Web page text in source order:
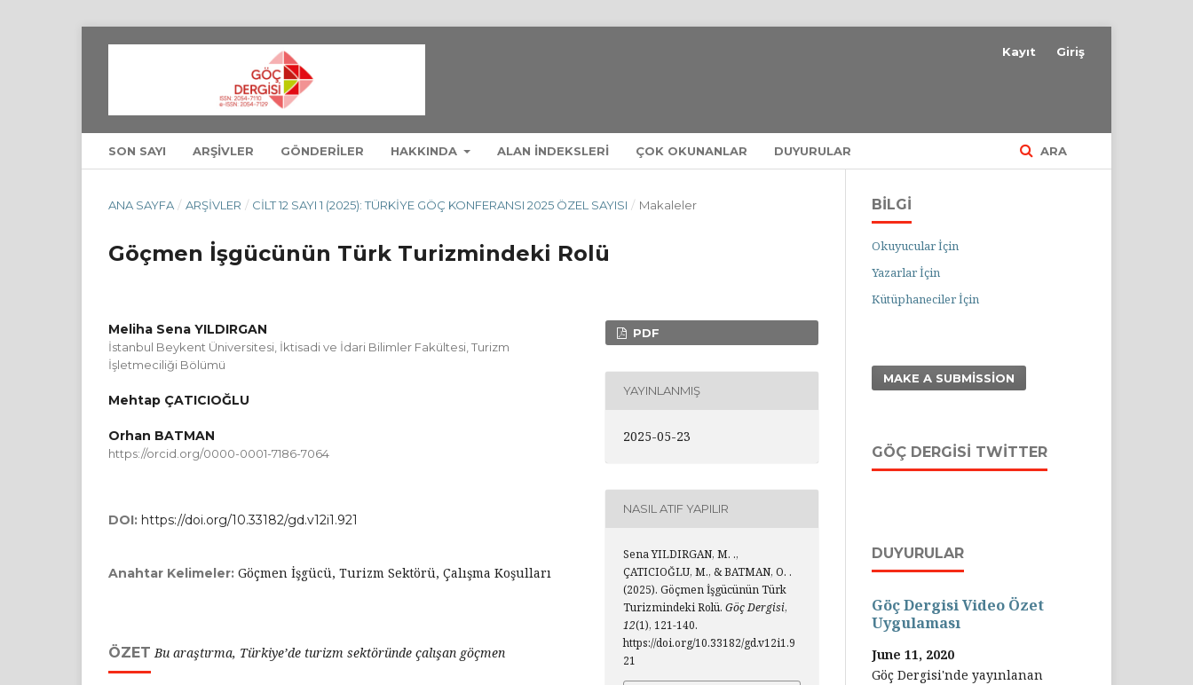
SON SAYI ARŞIVLER GÖNDERILER HAKKINDA ALAN INDEKSLERI ÇOK OKUNANLAR DUYURULAR ARA
Kayıt Giriş
ANA SAYFA / ARŞIVLER / CILT 12 SAYI 1 (2025): TÜRKIYE GÖÇ KONFERANSI 2025 ÖZEL SAYISI / Makaleler
Göçmen İşgücünün Türk Turizmindeki Rolü
Meliha Sena YILDIRGAN
İstanbul Beykent Üniversitesi, İktisadi ve İdari Bilimler Fakültesi, Turizm
İşletmeciliği Bölümü
Mehtap ÇATICIOĞLU
Orhan BATMAN
https://orcid.org/0000-0001-7186-7064
DOI: https://doi.org/10.33182/gd.v12i1.921
Anahtar Kelimeler: Göçmen İşgücü, Turizm Sektörü, Çalışma Koşulları
ÖZET Bu araştırma, Türkiye’de turizm sektöründe çalışan göçmen
PDF
YAYINLANMIŞ
2025-05-23
NASIL ATIF YAPILIR
Sena YILDIRGAN, M. .,
ÇATICIOĞLU, M., & BATMAN, O. .
(2025). Göçmen İşgücünün Türk
Turizmindeki Rolü. Göç Dergisi,
12(1), 121-140.
https://doi.org/10.33182/gd.v12i1.9
21
BILGI
Okuyucular İçin
Yazarlar İçin
Kütüphaneciler İçin
MAKE A SUBMISSION
GÖÇ DERGISI TWITTER
DUYURULAR
Göç Dergisi Video Özet
Uygulaması
June 11, 2020
Göç Dergisi'nde yayınlanan